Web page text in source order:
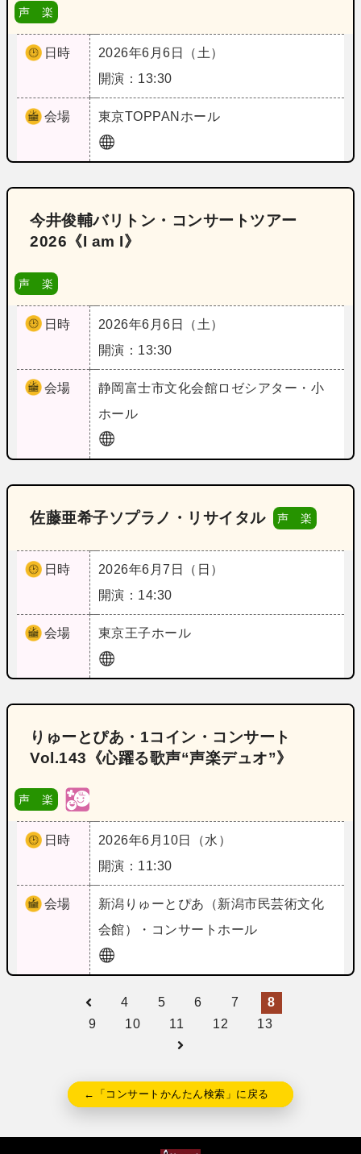
声 楽
日時
2026年6月6日（土）
開演：13:30
会場 東京TOPPANホール
今井俊輔バリトン・コンサートツアー
2026《I am I》
声 楽
日時
2026年6月6日（土）
開演：13:30
会場 静岡富士市文化会館ロゼシアター・小
ホール
佐藤亜希子ソプラノ・リサイタル 声 楽
日時
2026年6月7日（日）
開演：14:30
会場 東京王子ホール
りゅーとぴあ・1コイン・コンサート
Vol.143《心躍る歌声“声楽デュオ”》
声 楽
日時
2026年6月10日（水）
開演：11:30
会場 新潟 りゅーとぴあ（新潟市民芸術文化
会館）・コンサートホール
4 5 6 7
8
9
10 11 12 13
←「コンサートかんたん検索」に戻る